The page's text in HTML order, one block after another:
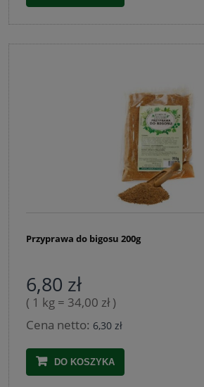
Przyprawa do bigosu 200g
6,80 zł
( 1 kg = 34,00 zł )
Cena netto: 6,30 zł
DO KOSZYKA